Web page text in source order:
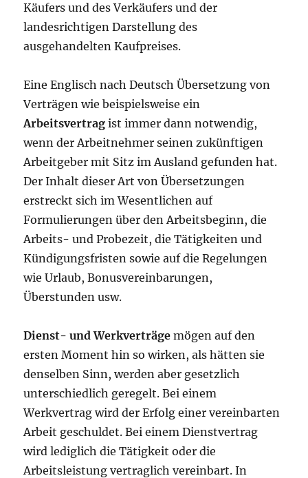
Käufers und des Verkäufers und der
landesrichtigen Darstellung des
ausgehandelten Kaufpreises.
Eine Englisch nach Deutsch Übersetzung von
Verträgen wie beispielsweise ein
Arbeitsvertrag ist immer dann notwendig,
wenn der Arbeitnehmer seinen zukünftigen
Arbeitgeber mit Sitz im Ausland gefunden hat.
Der Inhalt dieser Art von Übersetzungen
erstreckt sich im Wesentlichen auf
Formulierungen über den Arbeitsbeginn, die
Arbeits- und Probezeit, die Tätigkeiten und
Kündigungsfristen sowie auf die Regelungen
wie Urlaub, Bonusvereinbarungen,
Überstunden usw.
Dienst- und Werkverträge mögen auf den
ersten Moment hin so wirken, als hätten sie
denselben Sinn, werden aber gesetzlich
unterschiedlich geregelt. Bei einem
Werkvertrag wird der Erfolg einer vereinbarten
Arbeit geschuldet. Bei einem Dienstvertrag
wird lediglich die Tätigkeit oder die
Arbeitsleistung vertraglich vereinbart. In